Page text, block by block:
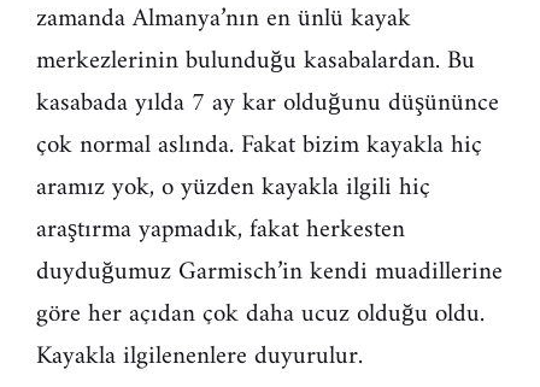
zamanda Almanya’nın en ünlü kayak
merkezlerinin bulunduğu kasabalardan. Bu
kasabada yılda 7 ay kar olduğunu düşününce
çok normal aslında. Fakat bizim kayakla hiç
aramız yok, o yüzden kayakla ilgili hiç
araştırma yapmadık, fakat herkesten
duyduğumuz Garmisch’in kendi muadillerine
göre her açıdan çok daha ucuz olduğu oldu.
Kayakla ilgilenenlere duyurulur.